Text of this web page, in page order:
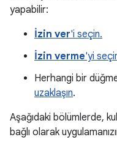
yapabilir:
İzin ver'i seçin.
İzin verme'yi
Herhangi bir
uzaklaşın.
Aşağıdaki bölümlerde,
bağlı olarak